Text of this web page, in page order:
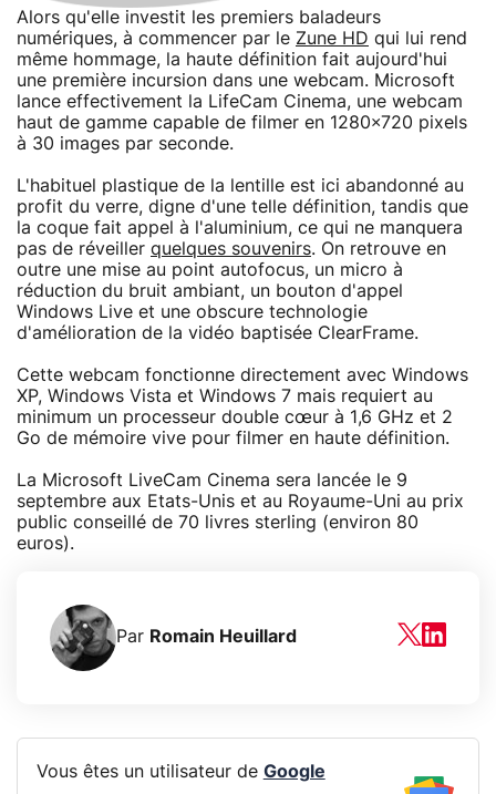
Alors qu'elle investit les premiers baladeurs
numériques, à commencer par le Zune HD qui lui rend
même hommage, la haute définition fait aujourd'hui
une première incursion dans une webcam. Microsoft
lance effectivement la LifeCam Cinema, une webcam
haut de gamme capable de filmer en 1280×720 pixels
à 30 images par seconde.
L'habituel plastique de la lentille est ici abandonné au
profit du verre, digne d'une telle définition, tandis que
la coque fait appel à l'aluminium, ce qui ne manquera
pas de réveiller quelques souvenirs. On retrouve en
outre une mise au point autofocus, un micro à
réduction du bruit ambiant, un bouton d'appel
Windows Live et une obscure technologie
d'amélioration de la vidéo baptisée ClearFrame.
Cette webcam fonctionne directement avec Windows
XP, Windows Vista et Windows 7 mais requiert au
minimum un processeur double cœur à 1,6 GHz et 2
Go de mémoire vive pour filmer en haute définition.
La Microsoft LiveCam Cinema sera lancée le 9
septembre aux Etats-Unis et au Royaume-Uni au prix
public conseillé de 70 livres sterling (environ 80
euros).
Par Romain Heuillard
Vous êtes un utilisateur de Google